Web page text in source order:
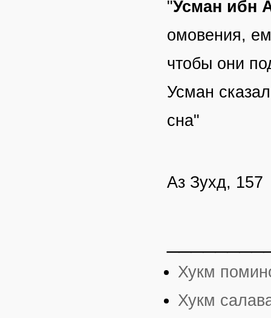
"Усман ибн
омовения,
чтобы они
Усман
сна"
Аз Зухд, 157
Хукм
Хукм